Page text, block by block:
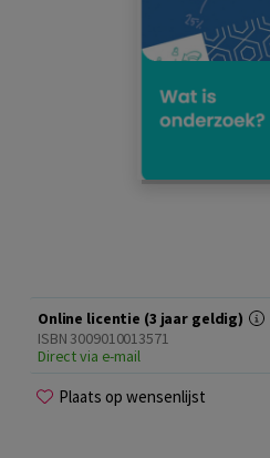
Online licentie (3 jaar geldig)
ISBN 3009010013571
Direct via e-mail
Plaats op wensenlijst